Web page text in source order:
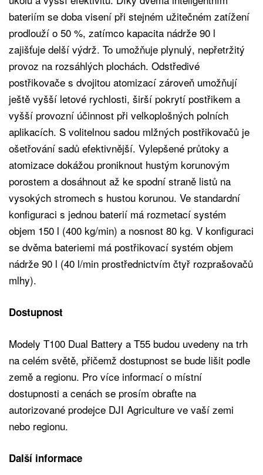
bateriím se doba visení při stejném užitečném zatížení
prodlouží o 50 %, zatímco kapacita nádrže 90 l
zajišťuje delší výdrž. To umožňuje plynulý, nepřetržitý
provoz na rozsáhlých plochách. Odstředivé
postřikovače s dvojitou atomizací zároveň umožňují
ještě vyšší letové rychlosti, širší pokrytí postřikem a
vyšší provozní účinnost při velkoplošných polních
aplikacích. S volitelnou sadou mlžných postřikovačů je
ošetřování sadů efektivnější. Vylepšené průtoky a
atomizace dokážou proniknout hustým korunovým
porostem a dosáhnout až ke spodní straně listů na
vysokých stromech s hustou korunou. Ve standardní
konfiguraci s jednou baterií má rozmetací systém
objem 150 l (400 kg/min) a nosnost 80 kg. V konfiguraci
se dvěma bateriemi má postřikovací systém objem
nádrže 90 l (40 l/min prostřednictvím čtyř rozprašovačů
mlhy).
Dostupnost
Modely T100 Dual Battery a T55 budou uvedeny na trh
na celém světě, přičemž dostupnost se bude lišit podle
země a regionu. Pro více informací o místní
dostupnosti a cenách se prosím obraťte na
autorizované prodejce DJI Agriculture ve vaší zemi
nebo regionu.
Další informace